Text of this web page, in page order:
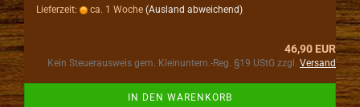
Lieferzeit: ca. 1 Woche (Ausland abweichend)
46,90 EUR
Kein Steuerausweis gem. Kleinuntern.-Reg. §19 UStG zzgl. Versand
IN DEN WARENKORB